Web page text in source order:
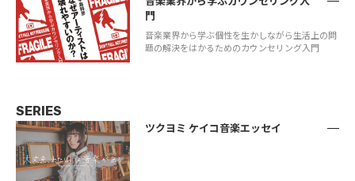
門
音楽業界から学ぶ個性を生かしながら生活上の問
題の解決をはかるためのカウンセリング入門
SERIES
ツクヨミ ケイコ音楽エッセイ